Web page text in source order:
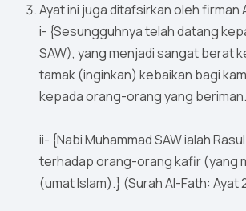
Ayat ini juga ditafsirkan oleh firman
i- {Sesungguhnya telah datang
SAW), yang menjadi sangat berat
tamak (inginkan) kebaikan bagi
kepada orang-orang yang
ii- {Nabi Muhammad SAW ialah
terhadap orang-orang kafir (yang
(umat Islam).} (Surah Al-Fath: Ayat